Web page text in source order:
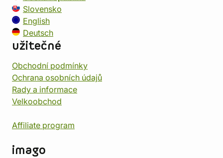
Slovensko
English
Deutsch
užitečné
Obchodní podmínky
Ochrana osobních údajů
Rady a informace
Velkoobchod
Affiliate program
imago